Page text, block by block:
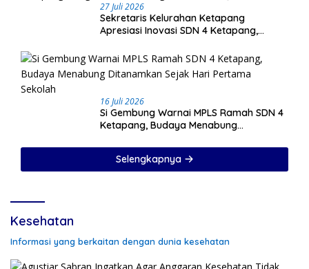
27 Juli 2026
Sekretaris Kelurahan Ketapang
Apresiasi Inovasi SDN 4 Ketapang,
Sorotan
16 Juli 2026
Si Gembung Warnai MPLS Ramah SDN 4
Ketapang, Budaya Menabung
Selengkapnya
Kesehatan
Informasi yang berkaitan dengan dunia kesehatan